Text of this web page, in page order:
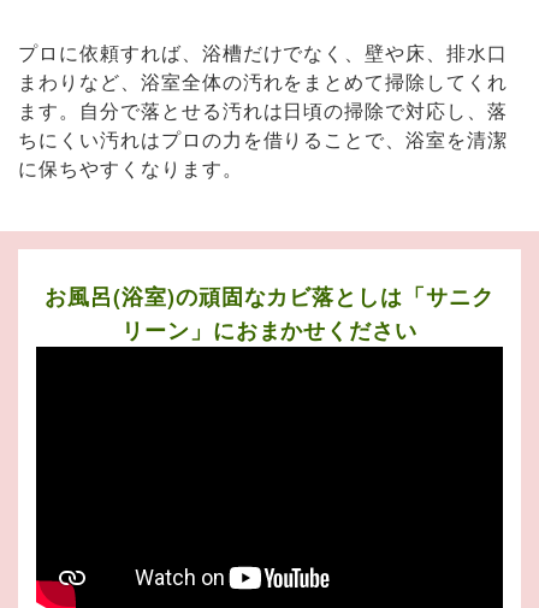
プロに依頼すれば、浴槽だけでなく、壁や床、排水口
まわりなど、浴室全体の汚れをまとめて掃除してくれ
ます。自分で落とせる汚れは日頃の掃除で対応し、落
ちにくい汚れはプロの力を借りることで、浴室を清潔
に保ちやすくなります。
お風呂(浴室)の頑固なカビ落としは「サニク
リーン」におまかせください